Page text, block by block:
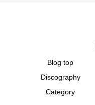
Blog top
Discography
Category